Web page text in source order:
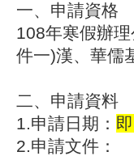
一、申請資格
108年寒假辦
件一)漢、華儒
二、申請資料
1.申請日期：
2.申請文件：